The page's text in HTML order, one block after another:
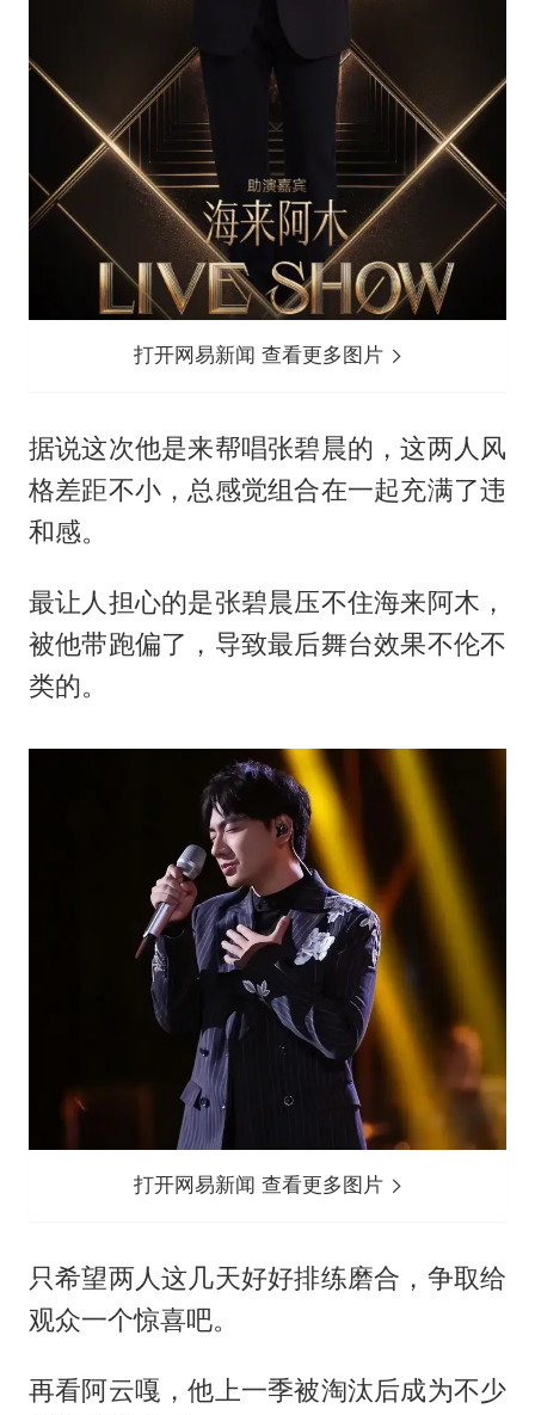
打开网易新闻 查看更多图片
据说这次他是来帮唱张碧晨的，这两人风
格差距不小，总感觉组合在一起充满了违
和感。
最让人担心的是张碧晨压不住海来阿木，
被他带跑偏了，导致最后舞台效果不伦不
类的。
打开网易新闻 查看更多图片
只希望两人这几天好好排练磨合，争取给
观众一个惊喜吧。
再看阿云嘎，他上一季被淘汰后成为不少